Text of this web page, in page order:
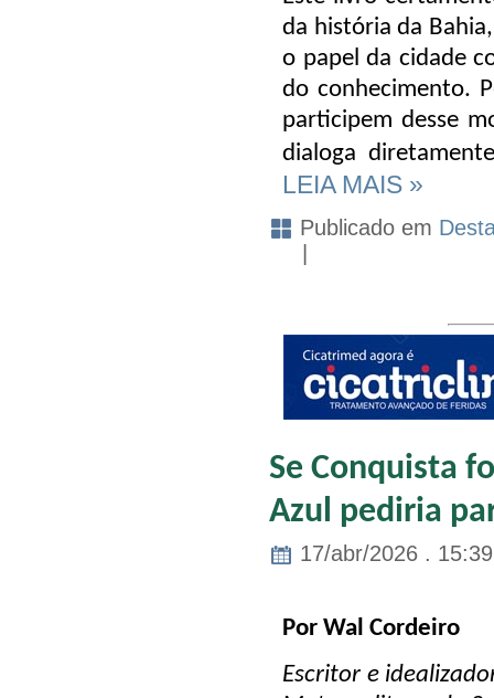
da história da
o papel da cidade
do conhecimento.
participem desse
dialoga
LEIA MAIS »
Publicado em
Se Conquista
Azul pediria
17/abr/2026 . 15:39
Por Wal Cordeiro
Escritor e